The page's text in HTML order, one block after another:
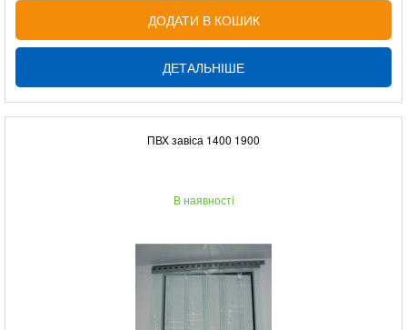
ДОДАТИ В КОШИК
ДЕТАЛЬНІШЕ
ПВХ завіса 1400 1900
В наявності